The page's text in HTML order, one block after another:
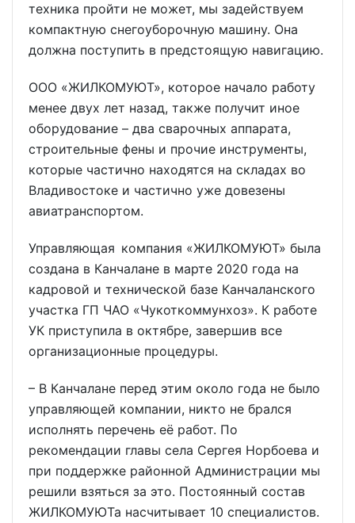
техника пройти не может, мы задействуем
компактную снегоуборочную машину. Она
должна поступить в предстоящую навигацию.
ООО «ЖИЛКОМУЮТ», которое начало работу
менее двух лет назад, также получит иное
оборудование – два сварочных аппарата,
строительные фены и прочие инструменты,
которые частично находятся на складах во
Владивостоке и частично уже довезены
авиатранспортом.
Управляющая компания «ЖИЛКОМУЮТ» была
создана в Канчалане в марте 2020 года на
кадровой и технической базе Канчаланского
участка ГП ЧАО «Чукоткоммунхоз». К работе
УК приступила в октябре, завершив все
организационные процедуры.
– В Канчалане перед этим около года не было
управляющей компании, никто не брался
исполнять перечень её работ. По
рекомендации главы села Сергея Норбоева и
при поддержке районной Администрации мы
решили взяться за это. Постоянный состав
ЖИЛКОМУЮТа насчитывает 10 специалистов.